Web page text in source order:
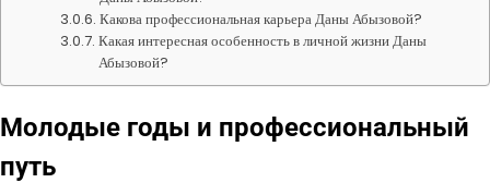
Какова профессиональная карьера Даны Абызовой?
Какая интересная особенность в личной жизни Даны
Абызовой?
Молодые годы и профессиональный
путь